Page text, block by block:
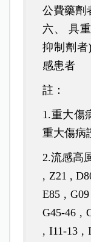
公費藥劑
六、 具
抑制劑者
感患者
註：
1.重大傷
重大傷病
2.流感高
, Z21 ,
E85 ,
G45-46 ,
, I11-13 ,